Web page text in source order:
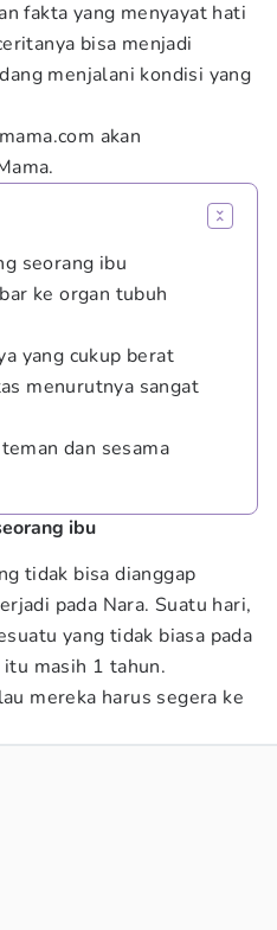
fakta yang menyayat hati
bisa menjadi
menjalani kondisi yang
akan
seorang ibu
ke organ tubuh
yang cukup berat
menurutnya sangat
dan sesama
ibu
tidak bisa dianggap
pada Nara. Suatu hari,
yang tidak biasa pada
masih 1 tahun.
mereka harus segera ke